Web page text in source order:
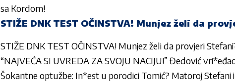
sa Kordom!
STIŽE DNK TEST OČINSTVA! Munjez želi da
STIŽE DNK TEST OČINSTVA! Munjez želi da provjeri
“NAJVEĆA SI UVREDA ZA SVOJU NACIJU!” Đedović
Šokantne optužbe: In*est u porodici Tomić? Matoroj